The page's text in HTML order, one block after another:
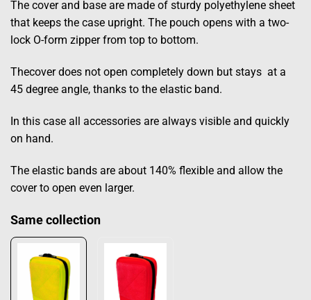
The cover and base are made of sturdy polyethylene sheet
that keeps the case upright. The pouch opens with a two-
lock O-form zipper from top to bottom.
Thecover does not open completely down but stays at a
45 degree angle, thanks to the elastic band.
In this case all accessories are always visible and quickly
on hand.
The elastic bands are about 140% flexible and allow the
cover to open even larger.
Same collection